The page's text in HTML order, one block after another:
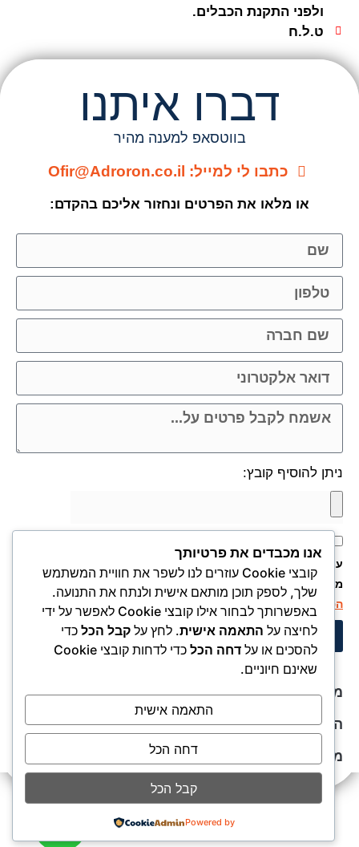
ולפני התקנת הכבלים.
ט.ל.ח
דברו איתנו
בווטסאפ למענה מהיר
כתבו לי למייל: Ofir@Adroron.co.il
או מלאו את הפרטים ונחזור אליכם בהקדם:
ניתן להוסיף קובץ:
עמי קשר באמצעות דוא"ל, טלפון או ווצאפ. העברת הפרטים היא
מרצוני החופשי ועל מסירת הפרטים והשימוש במידע תחול
הפרטיות של האתר
שלחו את הפרטים ונחזור אליכם בהקדם
מדיניות פרטיות
הצהרת נגישות
מפת אתר
אנו מכבדים את פרטיותך
קובצי Cookie עוזרים לנו לשפר את חוויית המשתמש
שלך, לספק תוכן מותאם אישית ולנתח את התנועה.
באפשרותך לבחור אילו קובצי Cookie לאפשר על ידי
לחיצה על התאמה אישית. לחץ על קבל הכלכדי
להסכים או על דחה הכל
כדי לדחות קובצי Cookie
שאינם חיוניים.
התאמה אישית
דחה הכל
קבל הכל
Powered by